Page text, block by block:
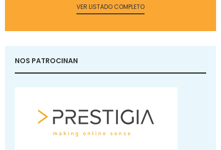
VER LISTADO COMPLETO
NOS PATROCINAN